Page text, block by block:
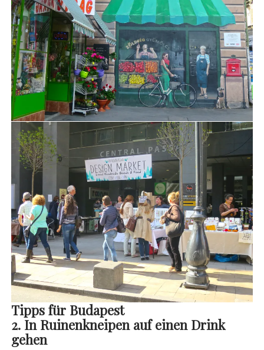
Tipps für Budapest
2. In Ruinenkneipen auf einen Drink
gehen